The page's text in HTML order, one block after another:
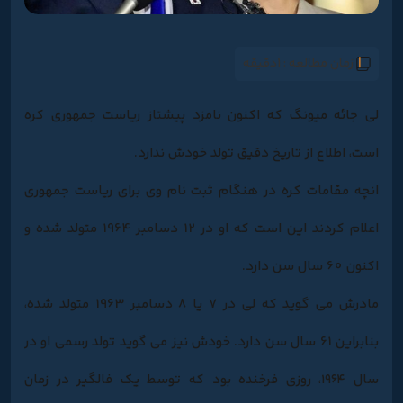
زمان مطالعه : 1دقیقه
لی جائه میونگ که اکنون نامزد پیشتاز ریاست جمهوری کره
است، اطلاع از تاریخ دقیق تولد خودش ندارد.
انچه مقامات کره در هنگام ثبت نام وی برای ریاست جمهوری
اعلام کردند این است که او در 12 دسامبر 1964 متولد شده و
اکنون 60 سال سن دارد.
مادرش می گوید که لی در 7 یا 8 دسامبر 1963 متولد شده،
بنابراین 61 سال سن دارد. خودش نیز می گوید تولد رسمی او در
سال ۱۹۶۴، روزی فرخنده بود که توسط یک فالگیر در زمان